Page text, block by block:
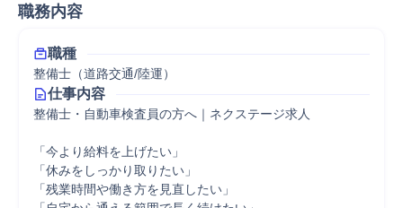
職務内容
職種
整備士（道路交通/陸運）
仕事内容
整備士・自動車検査員の方へ｜ネクステージ求人
「今より給料を上げたい」
「休みをしっかり取りたい」
「残業時間や働き方を見直したい」